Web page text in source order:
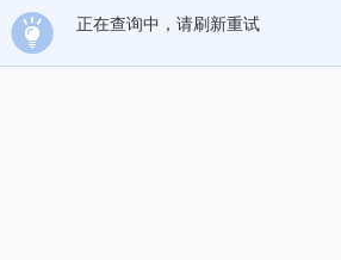
正在查询中，请刷新重试